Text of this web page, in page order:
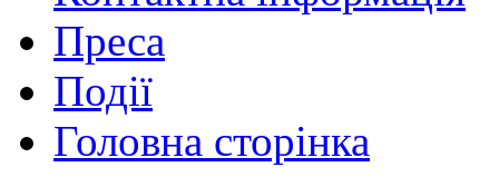
Преса
Події
Головна сторінка